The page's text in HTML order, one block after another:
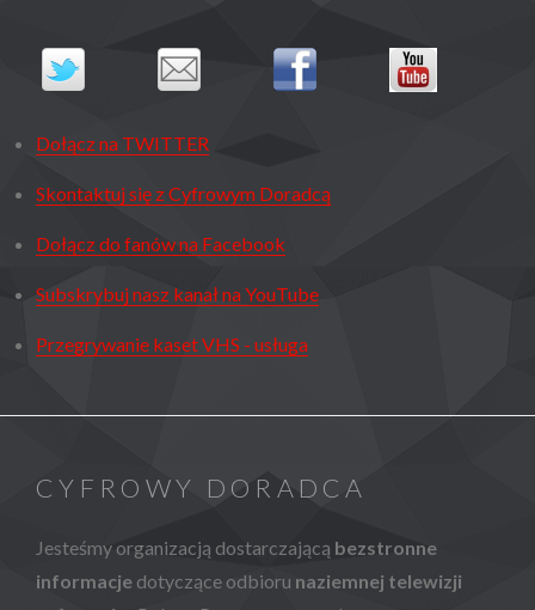
Dołącz na TWITTER
Skontaktuj się z Cyfrowym Doradcą
Dołącz do fanów na Facebook
Subskrybuj nasz kanał na YouTube
Przegrywanie kaset VHS - usługa
CYFROWY DORADCA
Jesteśmy organizacją dostarczającą bezstronne
informacje dotyczące odbioru naziemnej telewizji